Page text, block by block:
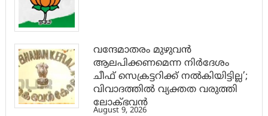
വന്ദേമാതരം മുഴുവൻ
ആലപിക്കണമെന്ന നിർദേശം
ചീഫ് സെക്രട്ടറിക്ക് നൽകിയിട്ടില്ല’;
വിവാദത്തിൽ വ്യക്തത വരുത്തി
ലോക്ഭവൻ
August 9, 2026